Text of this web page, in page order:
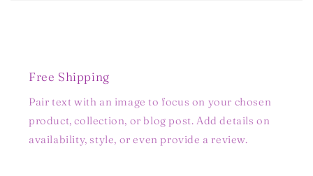
Free Shipping
Pair text with an image to focus on your chosen
product, collection, or blog post. Add details on
availability, style, or even provide a review.